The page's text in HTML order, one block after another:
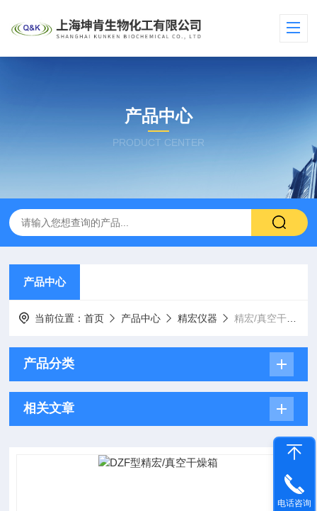
产品中心
PRODUCT CENTER
产品中心
当前位置：首页 产品中心 精宏仪器 精宏/真空干燥箱
产品分类
相关文章
电话咨询